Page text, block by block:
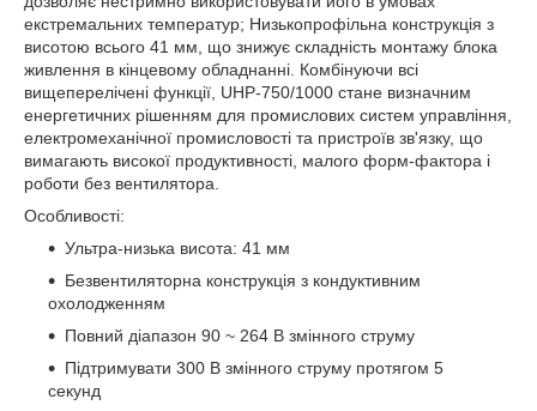
екстремальних температур; Низькопрофільна конструкція з
висотою всього 41 мм, що знижує складність монтажу блока
живлення в кінцевому обладнанні. Комбінуючи всі
вищеперелічені функції, UHP-750/1000 стане визначним
енергетичних рішенням для промислових систем управління,
електромеханічної промисловості та пристроїв зв'язку, що
вимагають високої продуктивності, малого форм-фактора і
роботи без вентилятора.
Особливості:
Ультра-низька висота: 41 мм
Безвентиляторна конструкція з кондуктивним
охолодженням
Повний діапазон 90 ~ 264 В змінного струму
Підтримувати 300 В змінного струму протягом 5
секунд